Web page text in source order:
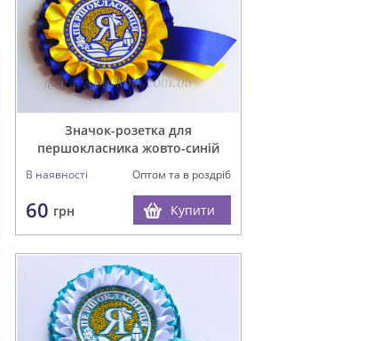
Значок-розетка для
першокласника жовто-синій
В наявності Оптом та в роздріб
60 грн Купити